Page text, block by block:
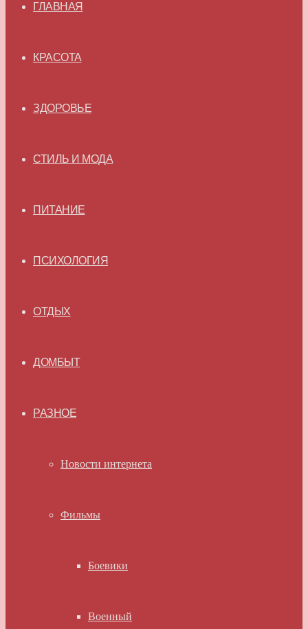
ГЛАВНАЯ
КРАСОТА
ЗДОРОВЬЕ
СТИЛЬ И МОДА
ПИТАНИЕ
ПСИХОЛОГИЯ
ОТДЫХ
ДОМБЫТ
РАЗНОЕ
Новости интернета
Фильмы
Боевики
Военный